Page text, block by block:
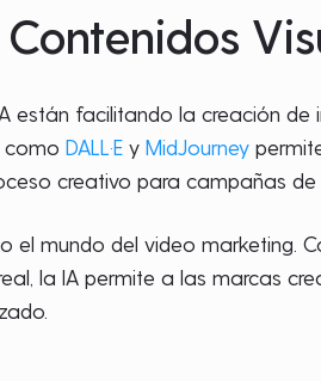
están facilitando la creación de
comoDALL·E yMidJourney
creativo para campañas de
el mundo del video marketing.
la IA permite a las marcas